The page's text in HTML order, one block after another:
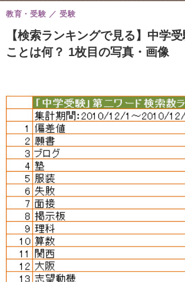
【検索ランキングで見る】中学
ことは何？ 1枚目の写真・画像
教育・受験 受験